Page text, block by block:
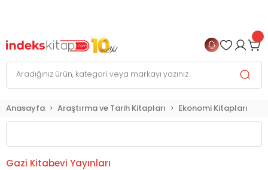
Anasayfa Araştırma ve Tarih Kitapları Ekonomi Kitapları
Gazi Kitabevi Yayınları